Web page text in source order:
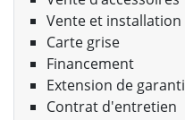
Vente et
Carte grise
Financement
Extension de
Contrat d'entretien